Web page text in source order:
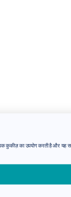
कुकीज़ का उपयोग करती है और यह